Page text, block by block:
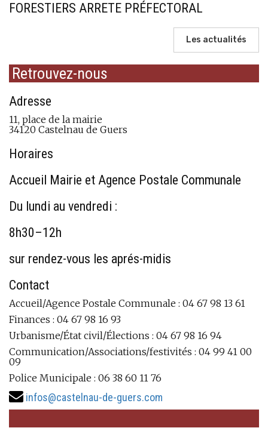
FORESTIERS ARRETE PRÉFECTORAL
Les actualités
Retrouvez-nous
Adresse
11, place de la mairie
34120 Castelnau de Guers
Horaires
Accueil Mairie et Agence Postale Communale
Du lundi au vendredi :
8h30–12h
sur rendez-vous les aprés-midis
Contact
Accueil/Agence Postale Communale : 04 67 98 13 61
Finances : 04 67 98 16 93
Urbanisme/État civil/Élections : 04 67 98 16 94
Communication/Associations/festivités : 04 99 41 00
09
Police Municipale : 06 38 60 11 76
infos@castelnau-de-guers.com